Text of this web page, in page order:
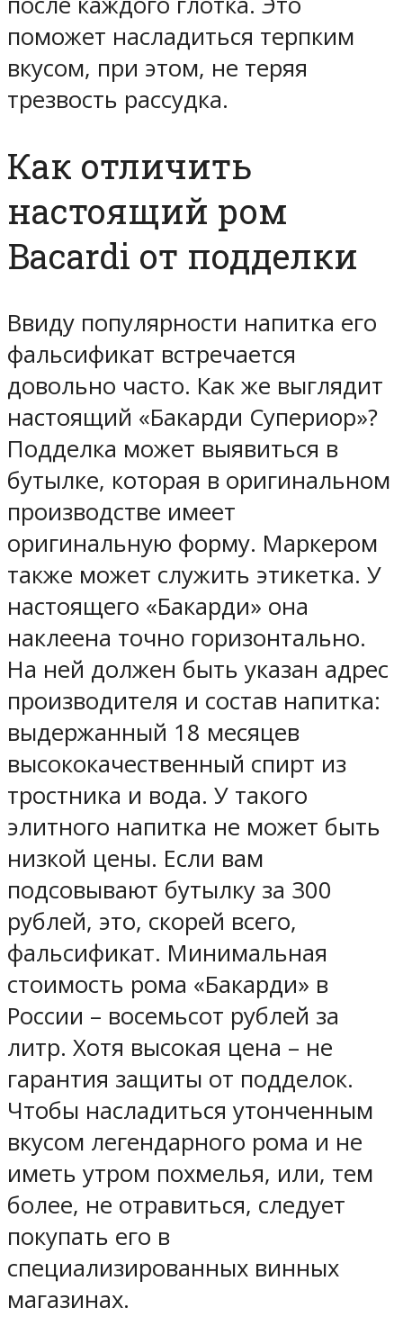
поможет насладиться терпким
вкусом, при этом, не теряя
трезвость рассудка.
Как отличить
настоящий ром
Bacardi от подделки
Ввиду популярности напитка его
фальсификат встречается
довольно часто. Как же выглядит
настоящий «Бакарди Супериор»?
Подделка может выявиться в
бутылке, которая в оригинальном
производстве имеет
оригинальную форму. Маркером
также может служить этикетка. У
настоящего «Бакарди» она
наклеена точно горизонтально.
На ней должен быть указан адрес
производителя и состав напитка:
выдержанный 18 месяцев
высококачественный спирт из
тростника и вода. У такого
элитного напитка не может быть
низкой цены. Если вам
подсовывают бутылку за 300
рублей, это, скорей всего,
фальсификат. Минимальная
стоимость рома «Бакарди» в
России – восемьсот рублей за
литр. Хотя высокая цена – не
гарантия защиты от подделок.
Чтобы насладиться утонченным
вкусом легендарного рома и не
иметь утром похмелья, или, тем
более, не отравиться, следует
покупать его в
специализированных винных
магазинах.